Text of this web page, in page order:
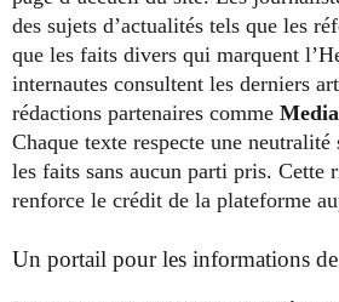
des sujets d’actualités tels que les
que les faits divers qui marquent
internautes consultent les derniers
rédactions partenaires comme
Chaque texte respecte une
les faits sans aucun parti pris. Cette
renforce le crédit de la plateforme
Un portail pour les informations